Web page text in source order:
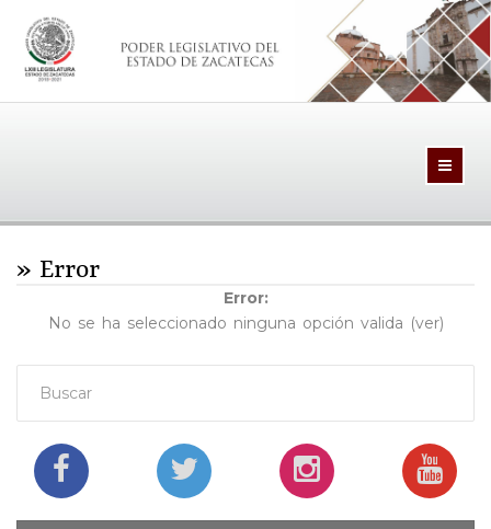
Toggle
» Error
Error:
No se ha seleccionado ninguna opción valida (ver)